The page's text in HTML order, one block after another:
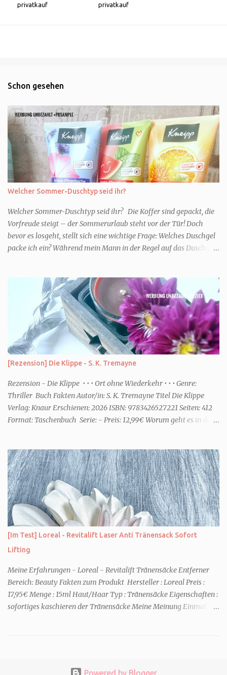
privatkauf
privatkauf
Schon gesehen
Welcher Sommer-Duschtyp seid ihr?
Welcher Sommer-Duschtyp seid ihr? Die Koffer sind gepackt, die
Vorfreude steigt – der Sommerurlaub steht vor der Tür! Doch
bevor es losgeht, stellt sich eine wichtige Frage: Welches Duschgel
packe ich ein? Während mein Mann in der Regel auf das Duschgel
Urlaub Entspannung und Wellness. Falls ihr ähnlich denkt, lasst
uns doch herausfinden, welcher Duschtyp ihr seid. TYP
GENIESSER Egal, ob Strand oder Städtetrip - für euch gehört
gutes Essen, ein guter Wein oder Cocktail, vielleicht ein gutes Buch
dazu. Ihr liebt es Sonnenuntergänge zu beobachten und genießt
einfach jeden Moment. Dann seid ihr wie ich der Typ Genießer.
Hier empfehle ich tatsächlich Düfte die zur Jahreszeit passen, weil
ihr dann bessere entspannen könnt. Zum Beispiel ein Duschgel mit
einem frisch-fruchtigen Duft, wie die Kneipp Aroma-Pflegedusche
“ Sommer Flirt ...
[Rezension] Die Klippe - S. K. Tremayne
Rezension - Die Klippe • • • Ort ohne Wiederkehr • • • Genre:
Thriller Buch Fakten Autor/in: S. K. Tremayne Titel Die Klippe
Verlag: Knaur Erschienen: 2026 ISBN: 9783426527221 Seiten: 412
Format: Taschenbuch Serie: - Preis: 12,99€ Worum geht es in dem
was wirklich passierte, denn beide Kinder beschuldigen sich
gegenseitig. Sie zieht in das Haus und muss schon bald erkennen,
dass viel mehr dahintersteckt. Meine Leseeindrücke Die Klippe -
ist ein Thriller, bei dem ich mich direkt fragte: Gehen den Verlagen
die Titel aus? Erst vor wenigen Wochen las ich einen anderen
Thriller mit dem gleichen Titel. Tatsächlich sind sie sehr
unterschiedlich, haben aber noch eine Gemeinsamkeit. Sie haben
mich leider nicht überzeu...
[Im Test] Loreal - Revitalift Laser Anti Tränensack Sofort
Lifting
Meine Erfahrungen - Loreal - Revitalift Tränensäcke Entferner
Bereich: Beauty Fakten zum Produkt Hersteller : Loreal Preis :
17,95€ Menge : 15ml Haut/Haar Typ : Tränensäcke Eigenschaften :
sofortiges kaschieren der Tränensäcke Meine Meinung Einmal
außen weg. Bis hierhin ist es einfach, aber danach soll ich mein